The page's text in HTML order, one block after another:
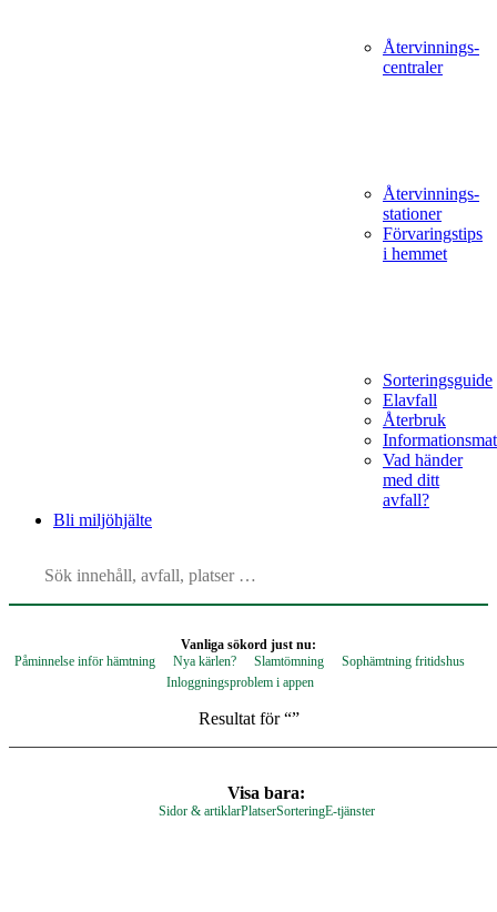
Återvinnings­
centraler
Återvinnings­
stationer
Förvaringstips
i hemmet
Sorteringsguide
Elavfall
Återbruk
Vad händer
med ditt
avfall?
Bli miljöhjälte
Vanliga sökord just nu:
Påminnelse inför hämtning
Nya kärlen? Slamtömning
Sophämtning fritidshus
Inloggningsproblem i appen
Resultat för “”
Visa bara:
Sidor & artiklarPlatserSorteringE-tjänster